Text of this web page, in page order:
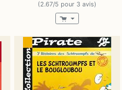
(2.67/5 pour 3 avis)